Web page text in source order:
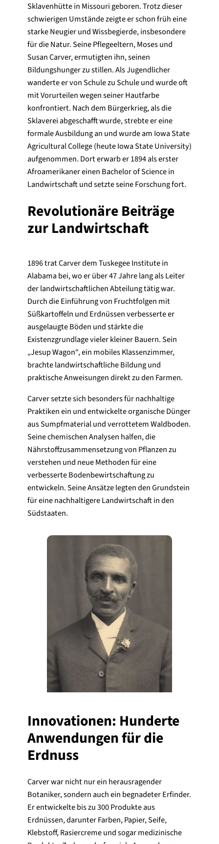
Sklavenhütte in Missouri geboren. Trotz dieser
schwierigen Umstände zeigte er schon früh eine
starke Neugier und Wissbegierde, insbesondere
für die Natur. Seine Pflegeeltern, Moses und
Susan Carver, ermutigten ihn, seinen
Bildungshunger zu stillen. Als Jugendlicher
wanderte er von Schule zu Schule und wurde oft
mit Vorurteilen wegen seiner Hautfarbe
konfrontiert. Nach dem Bürgerkrieg, als die
Sklaverei abgeschafft wurde, strebte er eine
formale Ausbildung an und wurde am Iowa State
Agricultural College (heute Iowa State University)
aufgenommen. Dort erwarb er 1894 als erster
Afroamerikaner einen Bachelor of Science in
Landwirtschaft und setzte seine Forschung fort.
Revolutionäre Beiträge
zur Landwirtschaft
1896 trat Carver dem Tuskegee Institute in
Alabama bei, wo er über 47 Jahre lang als Leiter
der landwirtschaftlichen Abteilung tätig war.
Durch die Einführung von Fruchtfolgen mit
Süßkartoffeln und Erdnüssen verbesserte er
ausgelaugte Böden und stärkte die
Existenzgrundlage vieler kleiner Bauern. Sein
„Jesup Wagon“, ein mobiles Klassenzimmer,
brachte landwirtschaftliche Bildung und
praktische Anweisungen direkt zu den Farmen.
Carver setzte sich besonders für nachhaltige
Praktiken ein und entwickelte organische Dünger
aus Sumpfmaterial und verrottetem Waldboden.
Seine chemischen Analysen halfen, die
Nährstoffzusammensetzung von Pflanzen zu
verstehen und neue Methoden für eine
verbesserte Bodenbewirtschaftung zu
entwickeln. Seine Ansätze legten den Grundstein
für eine nachhaltigere Landwirtschaft in den
Südstaaten.
Innovationen: Hunderte
Anwendungen für die
Erdnuss
Carver war nicht nur ein herausragender
Botaniker, sondern auch ein begnadeter Erfinder.
Er entwickelte bis zu 300 Produkte aus
Erdnüssen, darunter Farben, Papier, Seife,
Klebstoff, Rasiercreme und sogar medizinische